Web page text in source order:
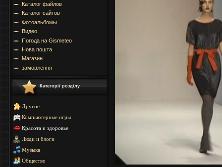
Каталог файлов
Каталог сайтов
Фотоальбомы
Видео
Погода на Gismeteo
Нова пошта
Магазин
замовлення
Категорії розділу
Другое
Компьютерные игры
Красота и здоровье
Люди и блоги
Музыка
Общество